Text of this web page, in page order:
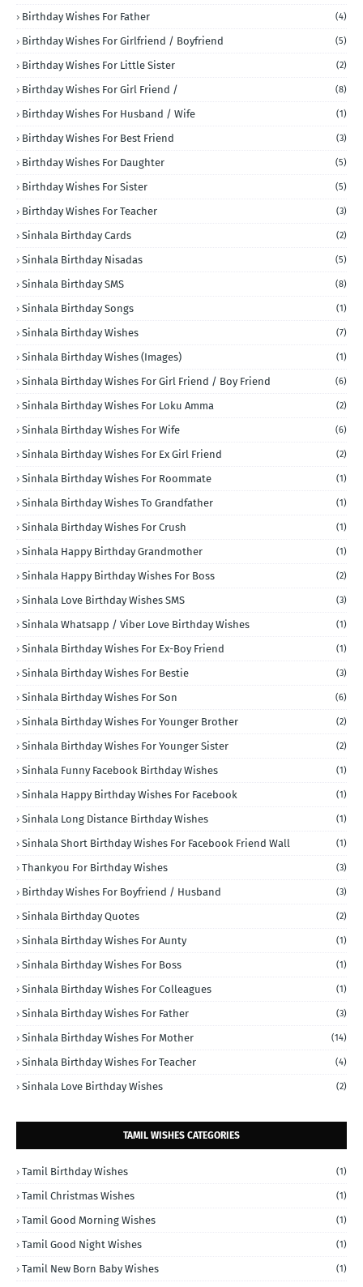
Birthday Wishes For Father (4)
Birthday Wishes For Girlfriend / Boyfriend (5)
Birthday Wishes For Little Sister (2)
Birthday Wishes For Girl Friend / (8)
Birthday Wishes For Husband / Wife (1)
Birthday Wishes For Best Friend (3)
Birthday Wishes For Daughter (5)
Birthday Wishes For Sister (5)
Birthday Wishes For Teacher (3)
Sinhala Birthday Cards (2)
Sinhala Birthday Nisadas (5)
Sinhala Birthday SMS (8)
Sinhala Birthday Songs (1)
Sinhala Birthday Wishes (7)
Sinhala Birthday Wishes (Images) (1)
Sinhala Birthday Wishes For Girl Friend / Boy Friend (6)
Sinhala Birthday Wishes For Loku Amma (2)
Sinhala Birthday Wishes For Wife (6)
Sinhala Birthday Wishes For Ex Girl Friend (2)
Sinhala Birthday Wishes For Roommate (1)
Sinhala Birthday Wishes To Grandfather (1)
Sinhala Birthday Wishes For Crush (1)
Sinhala Happy Birthday Grandmother (1)
Sinhala Happy Birthday Wishes For Boss (2)
Sinhala Love Birthday Wishes SMS (3)
Sinhala Whatsapp / Viber Love Birthday Wishes (1)
Sinhala Birthday Wishes For Ex-Boy Friend (1)
Sinhala Birthday Wishes For Bestie (3)
Sinhala Birthday Wishes For Son (6)
Sinhala Birthday Wishes For Younger Brother (2)
Sinhala Birthday Wishes For Younger Sister (2)
Sinhala Funny Facebook Birthday Wishes (1)
Sinhala Happy Birthday Wishes For Facebook (1)
Sinhala Long Distance Birthday Wishes (1)
Sinhala Short Birthday Wishes For Facebook Friend Wall (1)
Thankyou For Birthday Wishes (3)
Birthday Wishes For Boyfriend / Husband (3)
Sinhala Birthday Quotes (2)
Sinhala Birthday Wishes For Aunty (1)
Sinhala Birthday Wishes For Boss (1)
Sinhala Birthday Wishes For Colleagues (1)
Sinhala Birthday Wishes For Father (3)
Sinhala Birthday Wishes For Mother (14)
Sinhala Birthday Wishes For Teacher (4)
Sinhala Love Birthday Wishes (2)
TAMIL WISHES CATEGORIES
Tamil Birthday Wishes (1)
Tamil Christmas Wishes (1)
Tamil Good Morning Wishes (1)
Tamil Good Night Wishes (1)
Tamil New Born Baby Wishes (1)